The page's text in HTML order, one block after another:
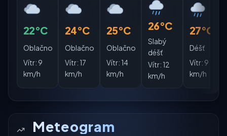
22°C
Oblačno
Vítr: 9
km/h
24°C
Oblačno
Vítr: 17
km/h
25°C
Oblačno
Vítr: 14
km/h
26°C
Slabý
déšť
Vítr: 12
km/h
27°C
Déšť
Vítr: 9
km/h
Meteogram